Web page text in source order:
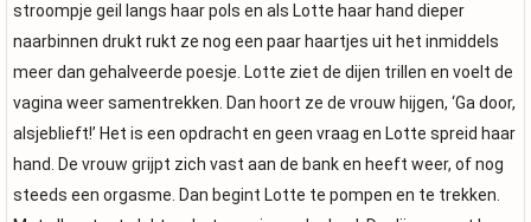
stroompje geil langs haar pols en als Lotte haar hand dieper
naarbinnen drukt rukt ze nog een paar haartjes uit het inmiddels
meer dan gehalveerde poesje. Lotte ziet de dijen trillen en voelt de
vagina weer samentrekken. Dan hoort ze de vrouw hijgen, ‘Ga door,
alsjeblieft!’ Het is een opdracht en geen vraag en Lotte spreid haar
hand. De vrouw grijpt zich vast aan de bank en heeft weer, of nog
steeds een orgasme. Dan begint Lotte te pompen en te trekken.